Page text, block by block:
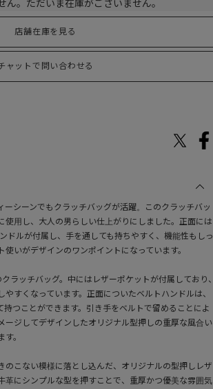
ん。ただいま在庫がございません。
店舗在庫を見る
ャットで問い合わせる
ーシーンでもクラッチバッグが活躍。このクラッチバッ
使用し、大人の男らしい仕上がりにしました。正面には
ドルが付属し、手を通しても持ちやすく、機能性もしっ
いがデザインのワンポイントになっています。
ラッチバッグ。中にはレザーポケットが付属しており、
すくなっています。正面についたベルトハンドルは、
持つことができます。引き手をベルトで留めることによ
ージしてデザインしたオリジナル型押しの重厚な風合い
。
のこない模様に落とし込んだ、オリジナルの型押しレザ
革にシンプルな型を押すことで、重厚かつ優美な雰囲気